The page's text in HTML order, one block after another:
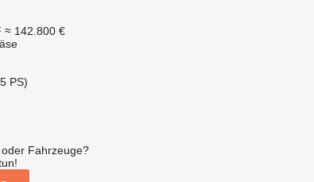
≈ 142.800 €
PS)
Fahrzeuge?